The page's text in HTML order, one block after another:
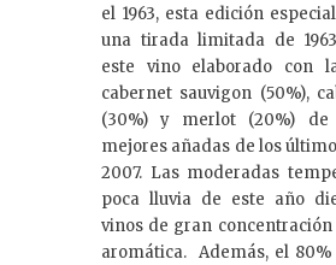
el 1963, esta edición
una tirada limitada de
este vino elaborado con
cabernet sauvigon (50%),
(30%) y merlot (20%)
mejores añadas de los
2007. Las moderadas
poca lluvia de este año
vinos de gran
aromática. Además, el